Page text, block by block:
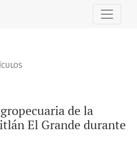
de la hacienda Ajuchitlán El
de la
El Grande durante